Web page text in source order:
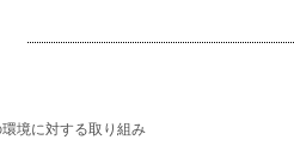
境に対する取り組み